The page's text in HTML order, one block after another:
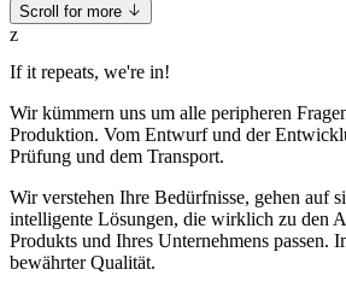
Scroll for more
z
If it repeats, we're in!
Wir kümmern uns um alle peripheren
Produktion. Vom Entwurf und der
Prüfung und dem Transport.
Wir verstehen Ihre Bedürfnisse, gehen auf
intelligente Lösungen, die wirklich zu den
Produkts und Ihres Unternehmens passen.
bewährter Qualität.